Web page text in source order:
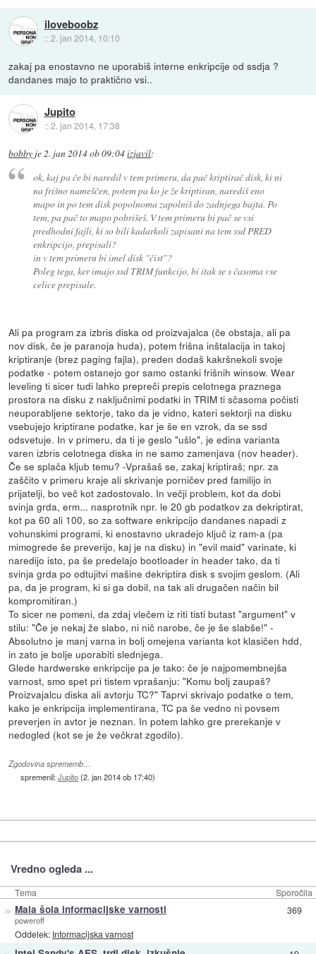
iloveboobz
::2. jan 2014, 10:10
zakaj pa enostavno ne uporabiš interne enkripcije od ssdja ?
dandanes majo to praktično vsi..
Jupito
::2. jan 2014, 17:38
bobby je2. jan 2014 ob 09:04izjavil:
ok, kaj pa če bi naredil v tem primeru, da pač kriptirač disk, ki ni
na frišno nameščen, potem pa ko je že kriptiran, narediš eno
mapo in po tem disk popolnoma zapolniš do zadnjega bajta. Po
tem, pa pač to mapo pobrišeš. V tem primeru bi pač se vsi
predhodni fajli, ki so bili kadarkoli zapisani na tem ssd PRED
enkripcijo, prepisali?
in v tem primeru bi imel disk "čist"?
Poleg tega, ker imajo ssd TRIM funkcijo, bi itak se s časoma vse
celice prepisale.
Ali pa program za izbris diska od proizvajalca (če obstaja, ali pa
nov disk, če je paranoja huda), potem frišna inštalacija in takoj
kriptiranje (brez paging fajla), preden dodaš kakršnekoli svoje
podatke - potem ostanejo gor samo ostanki frišnih winsow. Wear
leveling ti sicer tudi lahko prepreči prepis celotnega praznega
prostora na disku z naključnimi podatki in TRIM ti sčasoma počisti
neuporabljene sektorje, tako da je vidno, kateri sektorji na disku
vsebujejo kriptirane podatke, kar je še en vzrok, da se ssd
odsvetuje. In v primeru, da ti je geslo "ušlo", je edina varianta
varen izbris celotnega diska in ne samo zamenjava (nov header).
Če se splača kljub temu? -Vprašaš se, zakaj kriptiraš; npr. za
zaščito v primeru kraje ali skrivanje porničev pred familijo in
prijatelji, bo več kot zadostovalo. In večji problem, kot da dobi
svinja grda, erm... nasprotnik npr. le 20 gb podatkov za dekriptirat,
kot pa 60 ali 100, so za software enkripcijo dandanes napadi z
vohunskimi programi, ki enostavno ukradejo ključ iz ram-a (pa
mimogrede še preverijo, kaj je na disku) in "evil maid" varinate, ki
naredijo isto, pa še predelajo bootloader in header tako, da ti
svinja grda po odtujitvi mašine dekriptira disk s svojim geslom. (Ali
pa, da je program, ki si ga dobil, na tak ali drugačen način bil
kompromitiran.)
To sicer ne pomeni, da zdaj vlečem iz riti tisti butast "argument" v
stilu: "Če je nekaj že slabo, ni nič narobe, če je še slabše!" -
Absolutno je manj varna in bolj omejena varianta kot klasičen hdd,
in zato je bolje uporabiti slednjega.
Glede hardwerske enkripcije pa je tako: če je najpomembnejša
varnost, smo spet pri tistem vprašanju: "Komu bolj zaupaš?
Proizvajalcu diska ali avtorju TC?" Taprvi skrivajo podatke o tem,
kako je enkripcija implementirana, TC pa še vedno ni povsem
preverjen in avtor je neznan. In potem lahko gre prerekanje v
nedogled (kot se je že večkrat zgodilo).
Zgodovina sprememb…
spremenil:Jupito(2. jan 2014 ob 17:40)
Vredno ogleda ...
Tema Sporočila
» Mala šola informacijske varnosti
poweroff
Oddelek: Informacijska varnost
369